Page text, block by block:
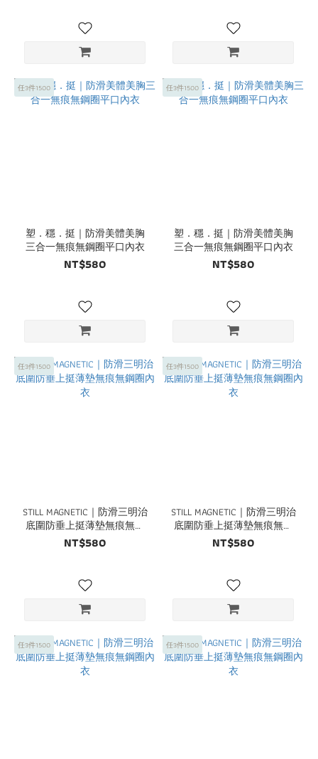
任3件1500
塑．穩．挺｜防滑美體美胸
三合一無痕無鋼圈平口內衣
NT$580
任3件1500
塑．穩．挺｜防滑美體美胸
三合一無痕無鋼圈平口內衣
NT$580
任3件1500
STILL MAGNETIC｜防滑三明治
底圍防垂上挺薄墊無痕無鋼
圈內衣
NT$580
任3件1500
STILL MAGNETIC｜防滑三明治
底圍防垂上挺薄墊無痕無鋼
圈內衣
NT$580
任3件1500 任3件1500